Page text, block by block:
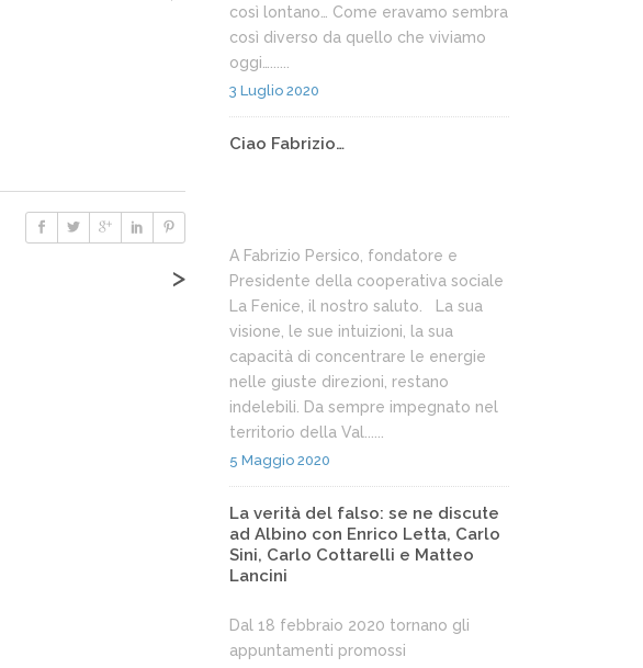
>
così lontano… Come eravamo sembra
così diverso da quello che viviamo
oggi…......
3 Luglio 2020
Ciao Fabrizio…
A Fabrizio Persico, fondatore e
Presidente della cooperativa sociale
La Fenice, il nostro saluto. La sua
visione, le sue intuizioni, la sua
capacità di concentrare le energie
nelle giuste direzioni, restano
indelebili. Da sempre impegnato nel
territorio della Val......
5 Maggio 2020
La verità del falso: se ne discute
ad Albino con Enrico Letta, Carlo
Sini, Carlo Cottarelli e Matteo
Lancini
Dal 18 febbraio 2020 tornano gli
appuntamenti promossi